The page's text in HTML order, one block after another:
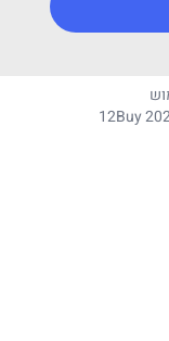
12Buy